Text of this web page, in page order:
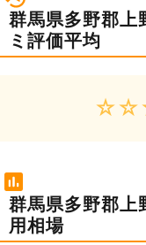
群馬県多野郡上
ミ評価平均
群馬県多野郡上
用相場